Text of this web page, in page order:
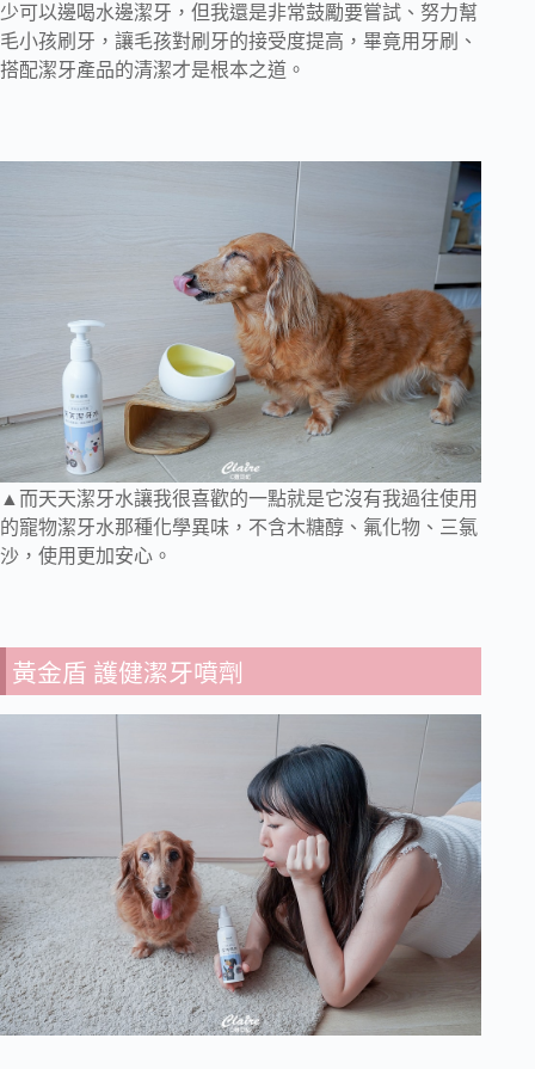
少可以邊喝水邊潔牙，但我還是非常鼓勵要嘗試、努力幫
毛小孩刷牙，讓毛孩對刷牙的接受度提高，畢竟用牙刷、
搭配潔牙產品的清潔才是根本之道。
▲而天天潔牙水讓我很喜歡的一點就是它沒有我過往使用
的寵物潔牙水那種化學異味，不含木糖醇、氟化物、三氯
沙，使用更加安心。
黃金盾 護健潔牙噴劑